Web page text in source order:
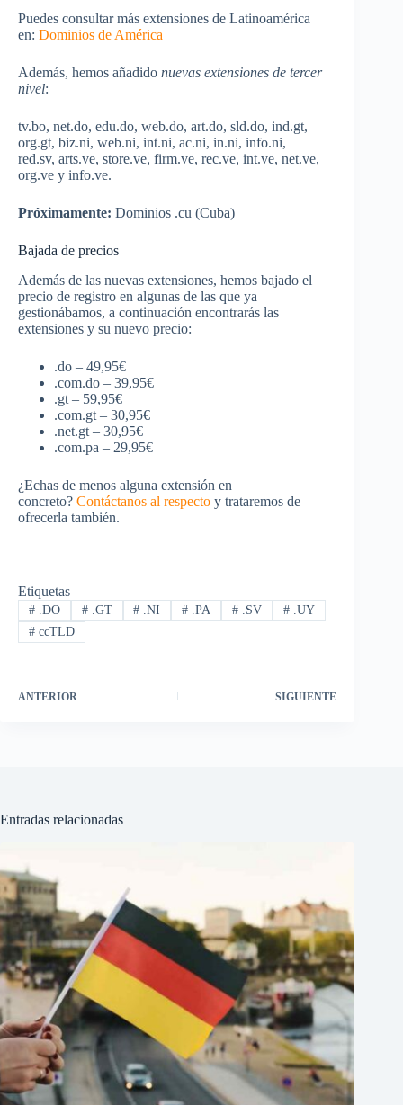
Puedes consultar más extensiones de Latinoamérica
en: Dominios de América
Además, hemos añadido nuevas extensiones de tercer
nivel:
tv.bo, net.do, edu.do, web.do, art.do, sld.do, ind.gt,
org.gt, biz.ni, web.ni, int.ni, ac.ni, in.ni, info.ni,
red.sv, arts.ve, store.ve, firm.ve, rec.ve, int.ve, net.ve,
org.ve y info.ve.
Próximamente: Dominios .cu (Cuba)
Bajada de precios
Además de las nuevas extensiones, hemos bajado el
precio de registro en algunas de las que ya
gestionábamos, a continuación encontrarás las
extensiones y su nuevo precio:
.do – 49,95€
.com.do – 39,95€
.gt – 59,95€
.com.gt – 30,95€
.net.gt – 30,95€
.com.pa – 29,95€
¿Echas de menos alguna extensión en
concreto? Contáctanos al respecto y trataremos de
ofrecerla también.
Etiquetas
#.DO #.GT # .NI # .PA # .SV #.UY
#ccTLD
ANTERIOR SIGUIENTE
Entradas relacionadas